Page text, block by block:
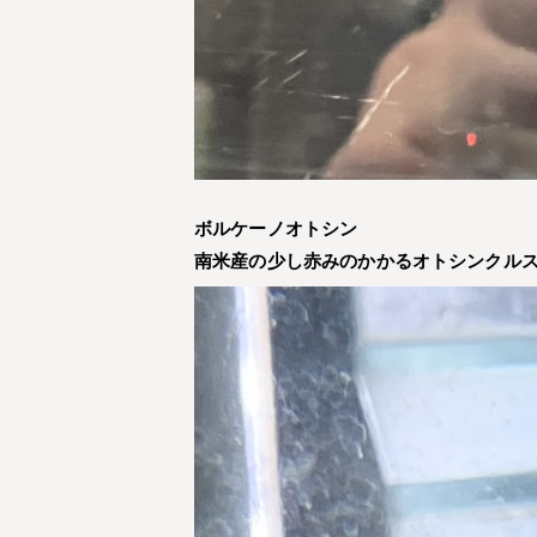
ボルケーノオトシン
南米産の少し赤みのかかるオトシンクル